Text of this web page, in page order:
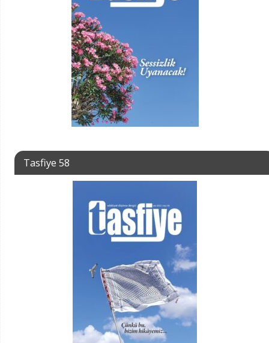
Tasfiye 58